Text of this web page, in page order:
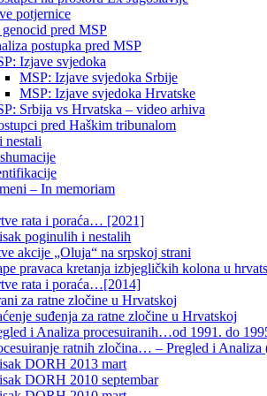
potjernice
genocid pred MSP
postupka pred MSP
Izjave svjedoka
MSP: Izjave svjedoka Srbije
MSP: Izjave svjedoka Hrvatske
Srbija vs Hrvatska – video arhiva
pred Haškim tribunalom
nestali
– In memoriam
rata i poraća… [2021]
poginulih i nestalih
akcije „Oluja“ na srpskoj strani
pravaca kretanja izbjegličkih kolona u
rata i poraća…[2014]
za ratne zločine u Hrvatskoj
suđenja za ratne zločine u Hrvatskoj
i Analiza procesuiranih…od 1991. do
ratnih zločina… – Pregled i Analiza
DORH 2013 mart
DORH 2010 septembar